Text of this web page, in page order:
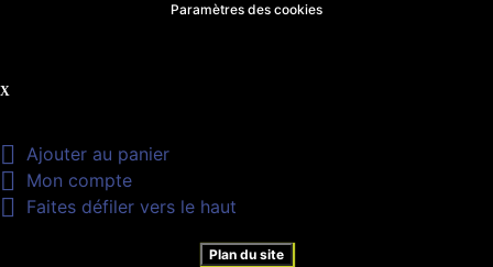
Paramètres des cookies
 Ajouter au panier
 Mon compte
 Faites défiler vers le haut
Plan du site